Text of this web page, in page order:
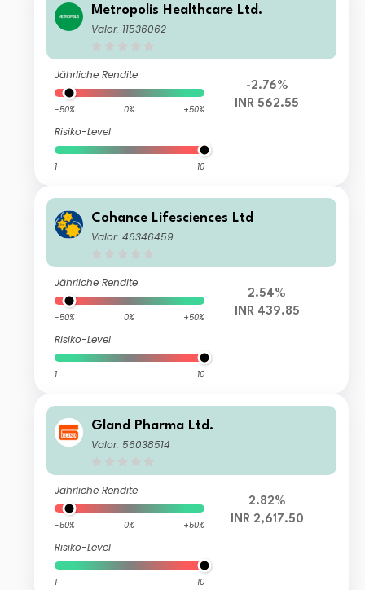
Metropolis Healthcare Ltd.
Valor: 11536062
Jährliche Rendite
-50% 0% +50%
Risiko-Level
1 10
-2.76%
INR 562.55
Cohance Lifesciences Ltd
Valor: 46346459
Jährliche Rendite
-50% 0% +50%
Risiko-Level
1 10
2.54%
INR 439.85
Gland Pharma Ltd.
Valor: 56038514
Jährliche Rendite
-50% 0% +50%
Risiko-Level
1 10
2.82%
INR 2,617.50